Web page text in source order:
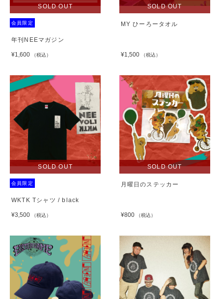
SOLD OUT
会員限定
年刊NEEマガジン
¥1,600 （税込）
SOLD OUT
MY ひーろータオル
¥1,500 （税込）
SOLD OUT
会員限定
WKTK Tシャツ / black
¥3,500 （税込）
SOLD OUT
月曜日のステッカー
¥800 （税込）